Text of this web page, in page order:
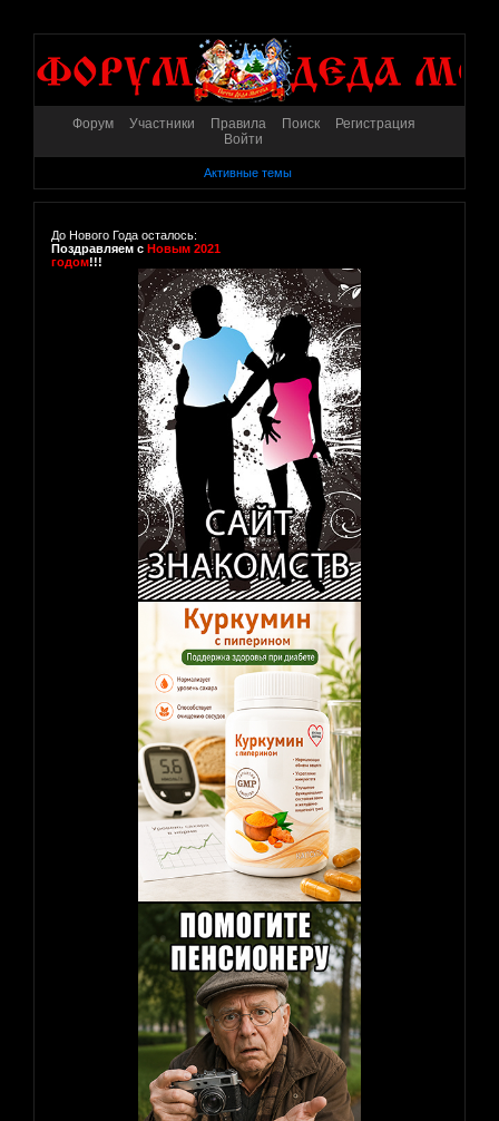
Форум Участники Правила Поиск
Регистрация
Войти
Активные темы
До Нового Года осталось:
Поздравляем с Новым 2021
годом!!!